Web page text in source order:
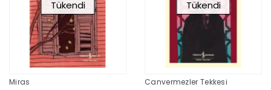
Tükendi
Miras
Tükendi
Canvermezler Tekkesi